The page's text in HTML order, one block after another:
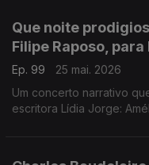
Que noite
Filipe Raposo,
Ep. 99
25 mai. 2026
Um concerto narrativo
escritora Lídia Jorge: